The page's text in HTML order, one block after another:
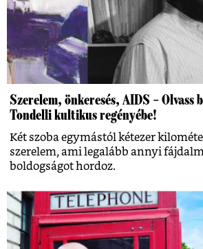
Szerelem, önkeresés, AIDS –
Tondelli kultikus regényébe!
Két szoba egymástól kétezer
szerelem, ami legalább annyi
boldogságot hordoz.